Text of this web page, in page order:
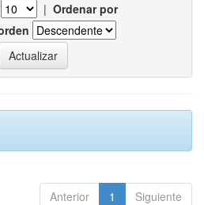
| Ordenar por
Anterior 1 Siguiente